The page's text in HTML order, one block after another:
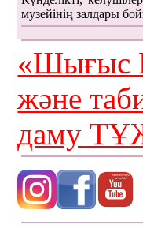
музейінің залдары
«Шығыс
және
даму